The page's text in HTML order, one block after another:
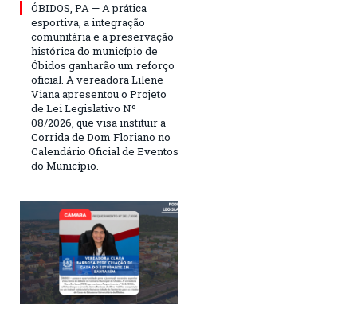
ÓBIDOS, PA — A prática
esportiva, a integração
comunitária e a preservação
histórica do município de
Óbidos ganharão um reforço
oficial. A vereadora Lilene
Viana apresentou o Projeto
de Lei Legislativo Nº
08/2026, que visa instituir a
Corrida de Dom Floriano no
Calendário Oficial de Eventos
do Município.